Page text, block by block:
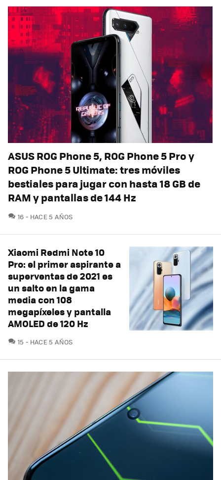
ASUS ROG Phone 5, ROG Phone 5 Pro y
ROG Phone 5 Ultimate: tres móviles
bestiales para jugar con hasta 18 GB de
RAM y pantallas de 144 Hz
16 COMENTARIOS
HACE 5 AÑOS
Xiaomi Redmi Note 10
Pro: el primer aspirante a
superventas de 2021 es
un salto en la gama
media con 108
megapíxeles y pantalla
AMOLED de 120 Hz
15 COMENTARIOS
HACE 5 AÑOS